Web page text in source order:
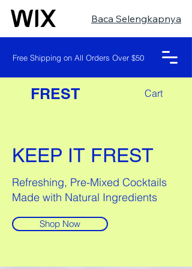
Baca Selengkapnya